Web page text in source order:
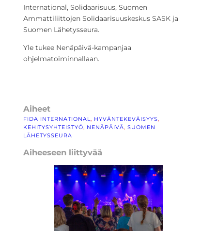
International, Solidaarisuus, Suomen
Ammattiliittojen Solidaarisuuskeskus SASK ja
Suomen Lähetysseura.
Yle tukee Nenäpäivä-kampanjaa
ohjelmatoiminnallaan.
Aiheet
FIDA INTERNATIONAL, HYVÄNTEKEVÄISYYS
KEHITYSYHTEISTYÖ, NENÄPÄIVÄ, SUOMEN
LÄHETYSSEURA
Aiheeseen liittyvää